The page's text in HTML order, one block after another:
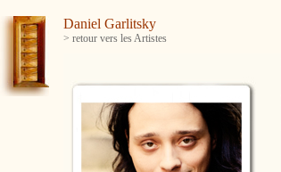
Daniel Garlitsky
> retour vers les Artistes